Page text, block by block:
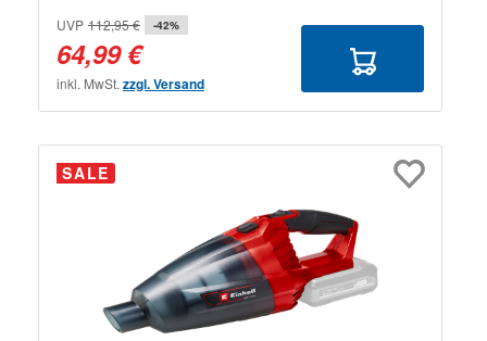
UVP 112,95 € -42%
64,99 €
inkl. MwSt. zzgl. Versand
SALE